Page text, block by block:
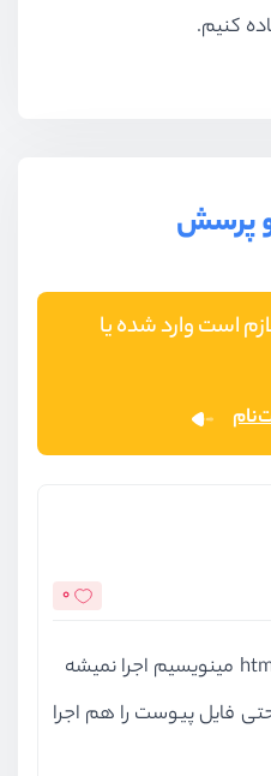
کنیم.
پرسش
است وارد شده یا
0
سلام کدقسمت errors در html مینویسیم اجرا نمیشه
فایل پیوست را هم اجرا